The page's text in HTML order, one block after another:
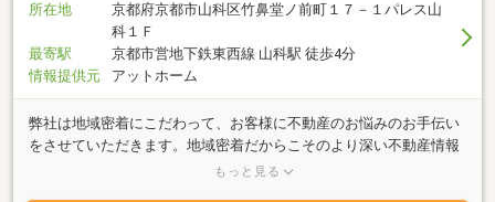
所在地
京都府京都市山科区竹鼻堂ノ前町１７－１パレス山
科１Ｆ
最寄駅
京都市営地下鉄東西線 山科駅 徒歩4分
情報提供元
アットホーム
弊社は地域密着にこだわって、お客様に不動産のお悩みのお手伝い
をさせていただきます。地域密着だからこそのより深い不動産情報
をもって、迅速・丁寧なサービスを心掛けております。不動産取引
もっと見る